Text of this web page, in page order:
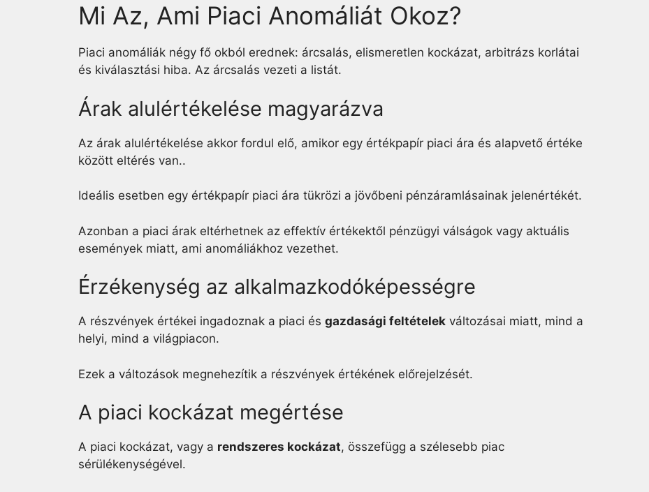
Mi Az, Ami Piaci Anomáliát Okoz?
Piaci anomáliák négy fő okból erednek: árcsalás, elismeretlen kockázat, arbitrázs korlátai
és kiválasztási hiba. Az árcsalás vezeti a listát.
Árak alulértékelése magyarázva
Az árak alulértékelése akkor fordul elő, amikor egy értékpapír piaci ára és alapvető értéke
között eltérés van..
Ideális esetben egy értékpapír piaci ára tükrözi a jövőbeni pénzáramlásainak jelenértékét.
Azonban a piaci árak eltérhetnek az effektív értékektől pénzügyi válságok vagy aktuális
események miatt, ami anomáliákhoz vezethet.
Érzékenység az alkalmazkodóképességre
A részvények értékei ingadoznak a piaci és gazdasági feltételek változásai miatt, mind a
helyi, mind a világpiacon.
Ezek a változások megnehezítik a részvények értékének előrejelzését.
A piaci kockázat megértése
A piaci kockázat, vagy a rendszeres kockázat, összefügg a szélesebb piac
sérülékenységével.